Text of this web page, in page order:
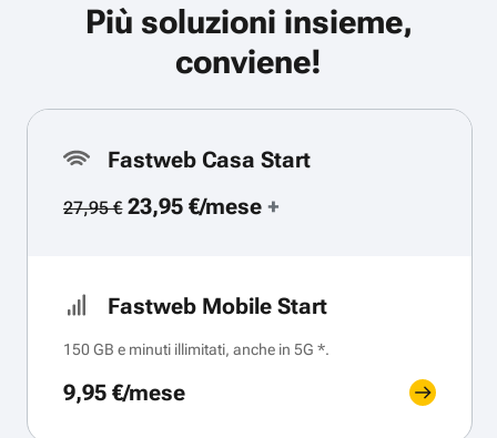
Più soluzioni insieme,
conviene!
Fastweb Casa Start
27,95 €23,95 €/mese+
Fastweb Mobile Start
150 GB e minuti illimitati, anche in 5G *.
9,95 €/mese